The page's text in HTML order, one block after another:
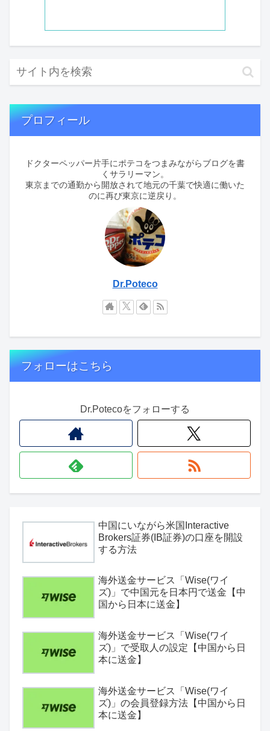
プロフィール
ドクターペッパー片手にポテコをつまみながらブログを書
くサラリーマン。
東京までの通勤から開放されて地元の千葉で快適に働いた
のに再び東京に逆戻り。
Dr.Poteco
フォローはこちら
Dr.Potecoをフォローする
中国にいながら米国Interactive
Brokers証券(IB証券)の口座を開設
する方法
海外送金サービス「Wise(ワイ
ズ)」で中国元を日本円で送金【中
国から日本に送金】
海外送金サービス「Wise(ワイ
ズ)」で受取人の設定【中国から日
本に送金】
海外送金サービス「Wise(ワイ
ズ)」の会員登録方法【中国から日
本に送金】